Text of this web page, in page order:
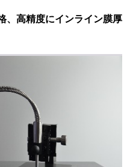
、高精度にインライン膜厚